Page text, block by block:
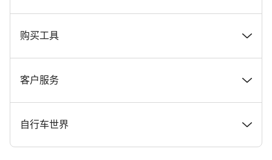
在 Canyon 工作
Canyon 新闻发布室
条款和条件
新闻和故事
提示和建议
Canyon Home Koblenz
购买工具
找到您梦寐以求的 Canyon 自行车
现货自行车
客户服务
支持中心
自行车世界